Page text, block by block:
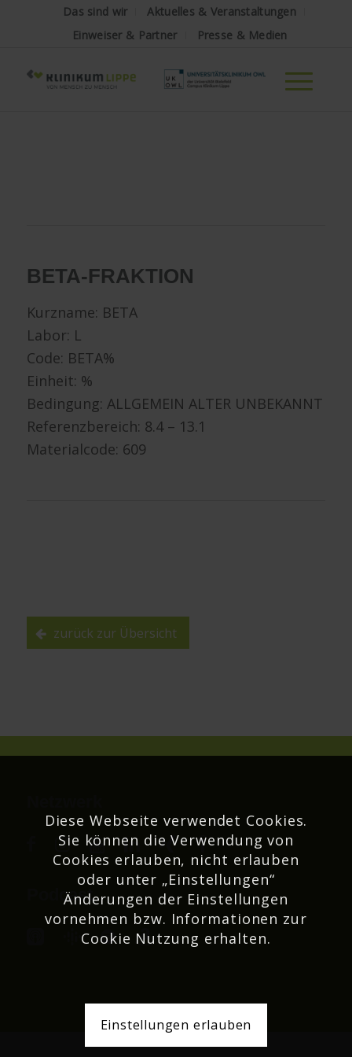
Das sind wir
Aktuelles & Veranstaltungen
Einweiser & Partner
Presse & Medien
BETA-FRAKTION
Kurzname: BETA
Labor: L
Code: BETA%
Einheit: %
Bedingung: ALLGEMEIN ALTER UNBEKANNT
Referenzbereich: 8.4 – 13.1
Materialcode: 609
zurück zur Übersicht
Podcast
Diese Webseite verwendet Cookies.
Sie können die Verwendung von
Cookies erlauben, nicht erlauben
oder unter „Einstellungen“
Änderungen der Einstellungen
vornehmen bzw. Informationen zur
Cookie Nutzung erhalten.
Einstellungen erlauben